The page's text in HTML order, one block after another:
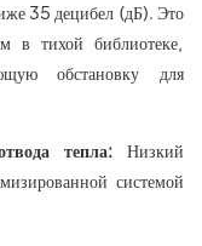
35 децибел (дБ). Это
в тихой библиотеке,
обстановку для
тепла:Низкий
системой